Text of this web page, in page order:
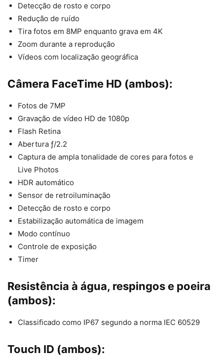
Detecção de rosto e corpo
Redução de ruído
Tira fotos em 8MP enquanto grava em 4K
Zoom durante a reprodução
Vídeos com localização geográfica
Câmera FaceTime HD (ambos):
Fotos de 7MP
Gravação de vídeo HD de 1080p
Flash Retina
Abertura ƒ/2.2
Captura de ampla tonalidade de cores para fotos e
Live Photos
HDR automático
Sensor de retroiluminação
Detecção de rosto e corpo
Estabilização automática de imagem
Modo contínuo
Controle de exposição
Timer
Resistência à água, respingos e poeira
(ambos):
Classificado como IP67 segundo a norma IEC 60529
Touch ID (ambos):